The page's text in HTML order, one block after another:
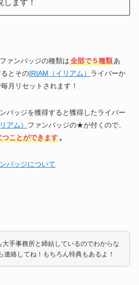
します！
ファンバッジの種類は全部で５種類あ
とそのIRIAM（イリアム） ライバーか
月リセットされます！
バッジを獲得すると獲得したライバー
アム） ファンバッジの★が付くので、
ことができます。
バッジについて
手事務所と締結しているのでわからな
連絡してね！もちろん特典もあるよ！